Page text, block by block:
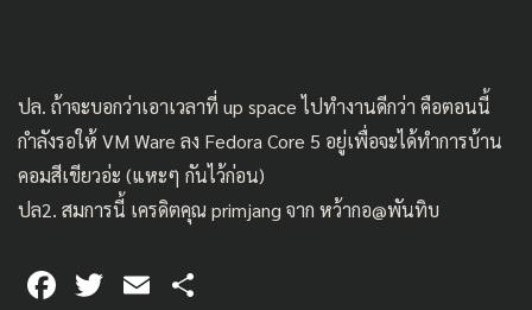
ปล. ถ้าจะบอกว่าเอาเวลาที่ up space ไปทำงานดีกว่า คือตอนนี้
กำลังรอให้ VM Ware ลง Fedora Core 5 อยู่เพื่อจะได้ทำการบ้าน
คอมสีเขียวอ่ะ (แหะๆ กันไว้ก่อน)
ปล2. สมการนี้ เครดิตคุณ primjang จาก หว้ากอ@พันทิบ
F T E